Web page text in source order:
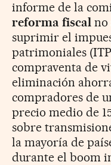
informe de la
reforma fiscal no
suprimir el
patrimoniales
compraventa de
eliminación
compradores de
precio medio de
sobre
la mayoría de
durante el boom